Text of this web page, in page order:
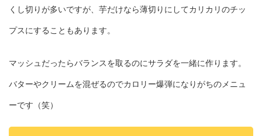
くし切りが多いですが、芋だけなら薄切りにしてカリカリのチッ
プスにすることもあります。
マッシュだったらバランスを取るのにサラダを一緒に作ります。
バターやクリームを混ぜるのでカロリー爆弾になりがちのメニュ
ーです（笑）